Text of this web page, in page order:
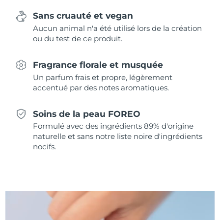
Sans cruauté et vegan
Aucun animal n'a été utilisé lors de la création
ou du test de ce produit.
Fragrance florale et musquée
Un parfum frais et propre, légèrement
accentué par des notes aromatiques.
Soins de la peau FOREO
Formulé avec des ingrédients 89% d'origine
naturelle et sans notre liste noire d'ingrédients
nocifs.
Singapour
Slovaquie Livraison estimée9/8/26
Afrique du Sud Livraison estimée
Espagne Livraison estimée9/8/26
Suède
Taïwan Livraison estimée14/8/26
Thaïlande Livraison estimée